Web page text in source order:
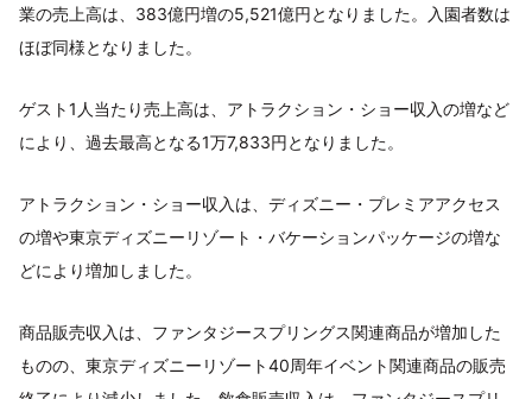
業の売上高は、383億円増の5,521億円となりました。入園者数は
ほぼ同様となりました。
ゲスト1人当たり売上高は、アトラクション・ショー収入の増など
により、過去最高となる1万7,833円となりました。
アトラクション・ショー収入は、ディズニー・プレミアアクセス
の増や東京ディズニーリゾート・バケーションパッケージの増な
どにより増加しました。
商品販売収入は、ファンタジースプリングス関連商品が増加した
ものの、東京ディズニーリゾート40周年イベント関連商品の販売